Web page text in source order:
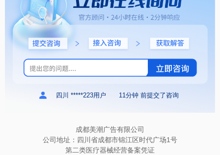
四川 *****223用户 11分钟 前提交了咨询
成都美潮广告有限公司
公司地址：四川省成都市锦江区时代广场1号
第二类医疗器械经营备案凭证